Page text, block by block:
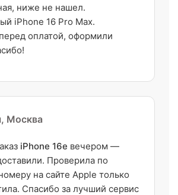
ниже не нашел.
iPhone 16 Pro Max.
оплатой, оформили
Москва
iPhone 16e вечером —
Проверила по
на сайте Apple только
Спасибо за лучший сервис